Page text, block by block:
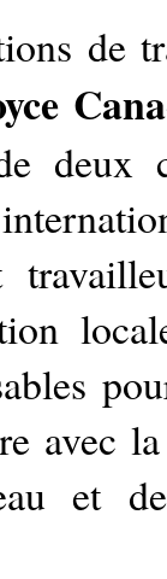
de
deux
avec
et